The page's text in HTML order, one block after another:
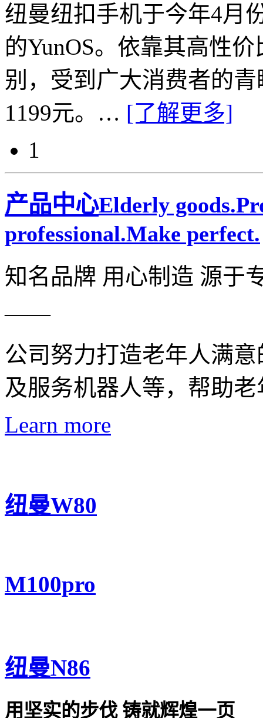
纽曼纽扣手机于今年4月
的YunOS。依靠其高性
别，受到广大消费者的
1199元。… [了解更多]
1
产品中心Elderly
professional.Make perfect.
知名品牌 用心制造 源于
——
公司努力打造老年人满
及服务机器人等，帮助
Learn more
纽曼W80
M100pro
纽曼N86
用坚实的步伐 铸就辉煌一页